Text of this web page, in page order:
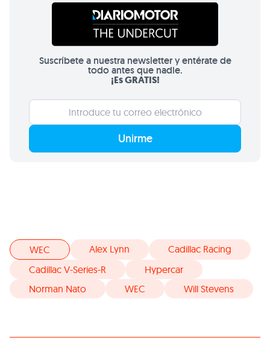
Suscríbete a nuestra newsletter y entérate de
todo antes que nadie.
¡Es GRATIS!
Unirme
WEC Alex Lynn
Cadillac Racing
Cadillac V-Series-R
Hypercar
Norman Nato
WEC Will Stevens